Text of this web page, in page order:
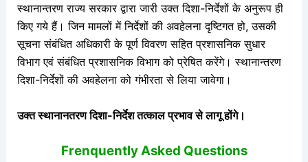
स्थानान्तरण राज्य सरकार द्वारा जारी उक्त दिशा-निर्देशों के अनुरूप ही
किए गये हैं। जिन मामलों में निर्देशों की अवहेलना दृष्टिगत हो, उसकी
सूचना संबंधित अधिकारी के पूर्ण विवरण सहित प्रशासनिक सुधार
विभाग एवं संबंधित प्रशासनिक विभाग को प्रेषित करेंगे। स्थानान्तरण
दिशा-निर्देशों की अवहेलना को गंभीरता से लिया जावेगा।
उक्त स्थानानतरण दिशा-निर्देश तत्काल प्रभाव से लागू होंगे।
Frenquently Asked Questions